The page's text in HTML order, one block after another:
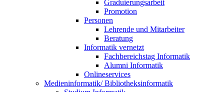
Graduierungsarbeit
Promotion
Personen
Lehrende und Mitarbeiter
Beratung
Informatik vernetzt
Fachbereichstag Informatik
Alumni Informatik
Onlineservices
Medieninformatik/ Bibliotheksinformatik